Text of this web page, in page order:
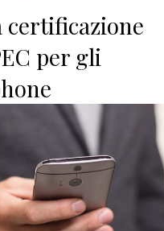
certificazione
per gli